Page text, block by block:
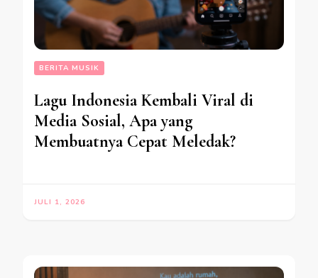
BERITA MUSIK
Lagu Indonesia Kembali Viral di
Media Sosial, Apa yang
Membuatnya Cepat Meledak?
JULI 1, 2026